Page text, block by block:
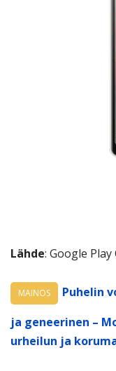
Lähde: Google Play
MAINOS
Puhelin
ja geneerinen –
urheilun ja